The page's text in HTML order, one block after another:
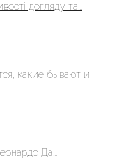
догляду та...
какие бывают и
Да...